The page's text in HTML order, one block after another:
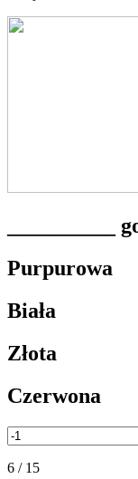
__________
Purpurowa
Biała
Złota
Czerwona
6 / 15